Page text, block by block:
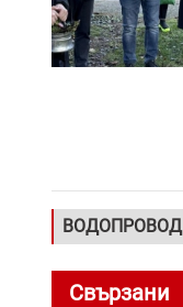
ВОДОПРОВОД
Свързани